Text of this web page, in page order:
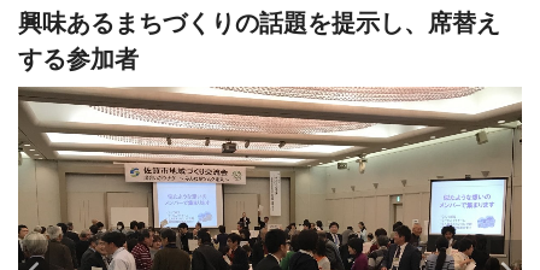
興味あるまちづくりの話題を提示し、席替え
する参加者